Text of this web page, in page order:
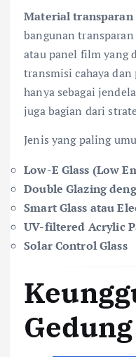
Material transparan
bangunan
atau panel film yang
transmisi cahaya dan
hanya sebagai
juga bagian dari
Jenis yang paling
Low-E Glass (Low
Double Glazing
Smart Glass atau
UV-filtered Acrylic
Solar Control Glass